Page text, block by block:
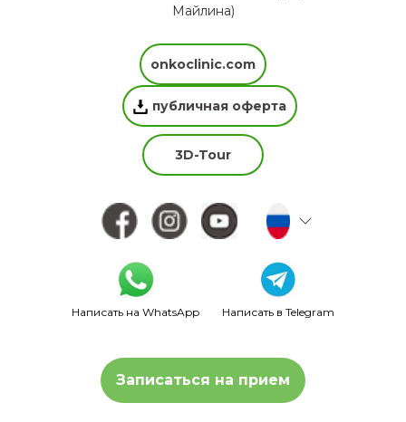
Майлина)
onkoclinic.com
публичная оферта
3D-Tour
Написать на WhatsApp Написать в Telegram
Записаться на прием